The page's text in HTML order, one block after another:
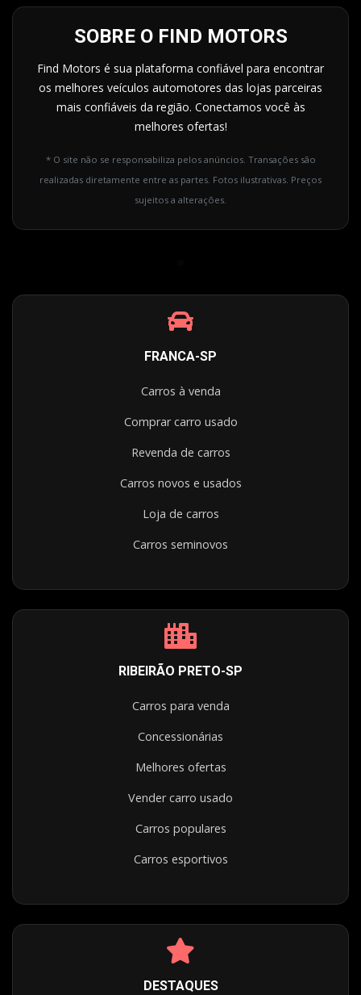
SOBRE O FIND MOTORS
Find Motors é sua plataforma confiável para encontrar
os melhores veículos automotores das lojas parceiras
mais confiáveis da região. Conectamos você às
melhores ofertas!
* O site não se responsabiliza pelos anúncios. Transações são
realizadas diretamente entre as partes. Fotos ilustrativas. Preços
sujeitos a alterações.
FRANCA-SP
Carros à venda
Comprar carro usado
Revenda de carros
Carros novos e usados
Loja de carros
Carros seminovos
RIBEIRÃO PRETO-SP
Carros para venda
Concessionárias
Melhores ofertas
Vender carro usado
Carros populares
Carros esportivos
DESTAQUES